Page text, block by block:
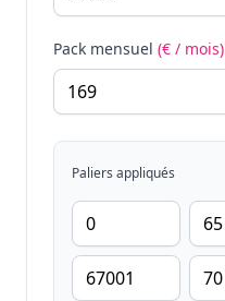
Pack mensuel (€ / mois)
Paliers appliqués